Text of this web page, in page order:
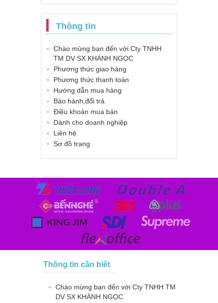
Thông tin
Chào mừng bạn đến với Cty TNHH
TM DV SX KHÁNH NGỌC
Phương thức giao hàng
Phương thức thanh toán
Hướng dẫn mua hàng
Bảo hành,đổi trả
Điều khoản mua bán
Dành cho doanh nghiệp
Liên hệ
Sơ đồ trang
Thông tin cần biết
Chào mừng bạn đến với Cty TNHH TM
DV SX KHÁNH NGỌC